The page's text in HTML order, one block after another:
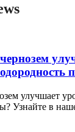
улучшает
Узнайте в